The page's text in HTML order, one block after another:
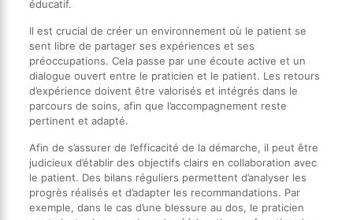
éducatif.
Il est crucial de créer un environnement où le patient se
sent libre de partager ses expériences et ses
préoccupations. Cela passe par une écoute active et un
dialogue ouvert entre le praticien et le patient. Les retours
d’expérience doivent être valorisés et intégrés dans le
parcours de soins, afin que l’accompagnement reste
pertinent et adapté.
Afin de s’assurer de l’efficacité de la démarche, il peut être
judicieux d’établir des objectifs clairs en collaboration avec
le patient. Des bilans réguliers permettent d’analyser les
progrès réalisés et d’adapter les recommandations. Par
exemple, dans le cas d’une blessure au dos, le praticien